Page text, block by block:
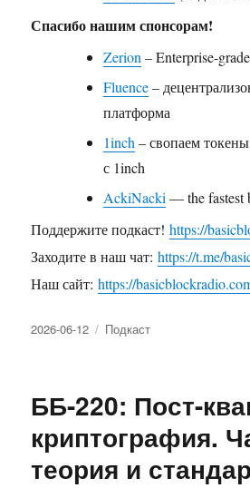
Спасибо нашим спонсорам!
Zerion – Enterprise-
Fluence–
платформа
1inch – свопаем
с 1inch
AckiNacki — the fastest
Поддержите подкаст!https://
Заходите в наш чат:https://t.me/
Наш сайт:https://
Опубликовано
2026-06-12 Рубрики
Подкаст
ББ-220: Пост-
криптография.
теория и